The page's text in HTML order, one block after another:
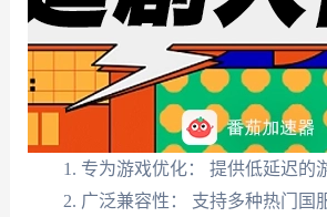
专为游戏优化： 提供低延迟的
广泛兼容性： 支持多种热门国